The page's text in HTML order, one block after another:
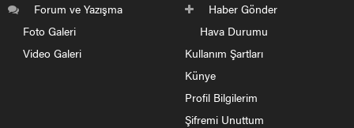
Forum ve Yazışma
Foto Galeri
Video Galeri
Haber Gönder
Hava Durumu
Kullanım Şartları
Künye
Profil Bilgilerim
Şifremi Unuttum